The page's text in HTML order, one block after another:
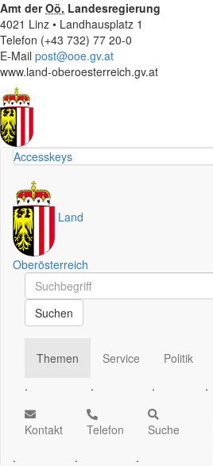
Amt derOö. Landesregierung
4021 Linz • Landhausplatz 1
Telefon (+43 732) 77 20-0
E-Mail post@ooe.gv.at
www.land-oberoesterreich.gv.at
Accesskeys
Land
Oberösterreich
Schnellsuche
Schnellsuche
Suchen
Themen
.
Service
.
Politik
.
.
Kontakt
.
Telefon
.
Suche
.